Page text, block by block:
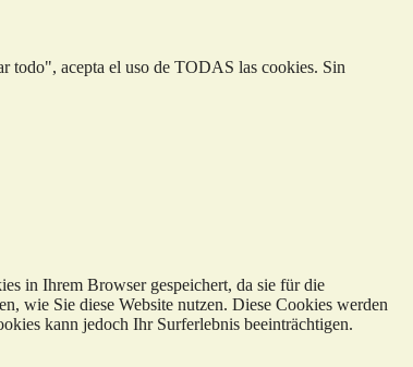
todo", acepta el uso de TODAS las cookies. Sin
in Ihrem Browser gespeichert, da sie für die
wie Sie diese Website nutzen. Diese Cookies werden
kann jedoch Ihr Surferlebnis beeinträchtigen.